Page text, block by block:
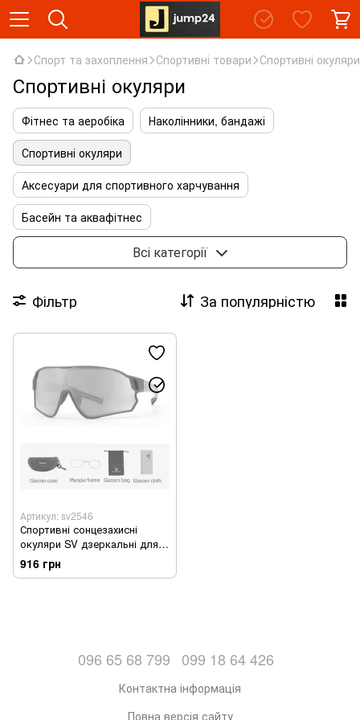
Спорт та захоплення Спортивні товари Спортивні окуляри
Спортивні окуляри
Фітнес та аеробіка
Наколінники, бандажі
Спортивні окуляри
Аксесуари для спортивного харчування
Басейн та аквафітнес
Тренажери та спортивне обладнання
Всі категорії
Фільтр За популярністю
Артикул: sv2546
Спортивні сонцезахисні
окуляри SV дзеркальні для
велосипеда, спорту (sv2546)
916 грн
096 65 68 799 099 18 64 426
Контактна інформація
Повна версія сайту